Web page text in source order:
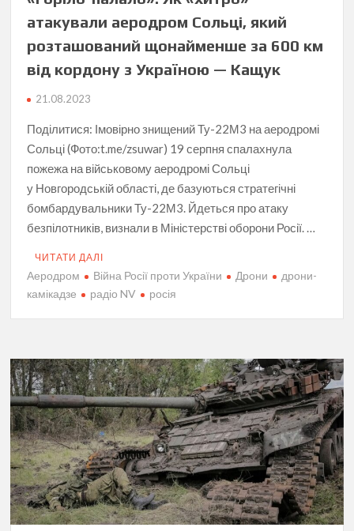
атакували аеродром Сольці, який
розташований щонайменше за 600 км
від кордону з Україною — Кащук
21.08.2023
Поділитися: Імовірно знищений Ту-22М3 на аеродромі
Сольці (Фото:t.me/zsuwar) 19 серпня спалахнула
пожежа на військовому аеродромі Сольці
у Новгородській області, де базуються стратегічні
бомбардувальники Ту-22М3. Йдеться про атаку
безпілотників, визнали в Міністерстві оборони Росії. …
ЧИТАТИ ДАЛІ
Аеродром Війна Росії проти України Дрони
дрони-
камікадзе
радіо NV росія